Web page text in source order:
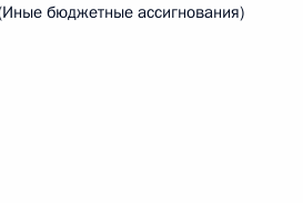
бюджетные ассигнования)